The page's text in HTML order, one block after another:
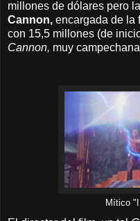
millones de dólares pero la
Cannon, encargada de la
con 15,5 millones (de
Cannon, muy
Mítico